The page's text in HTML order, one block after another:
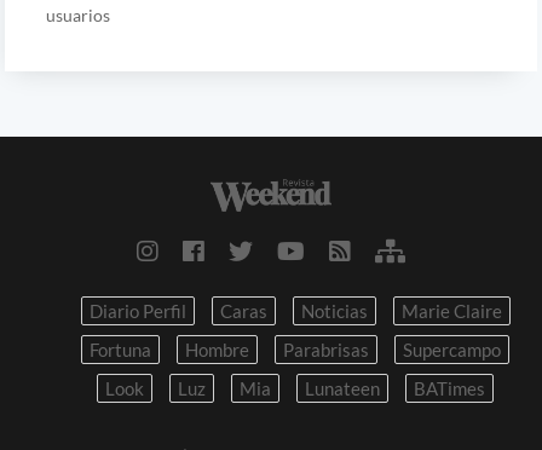
usuarios
Diario Perfil Caras Noticias
Marie Claire
Fortuna
Hombre Parabrisas
Supercampo
Look
Luz Mia Lunateen BATimes